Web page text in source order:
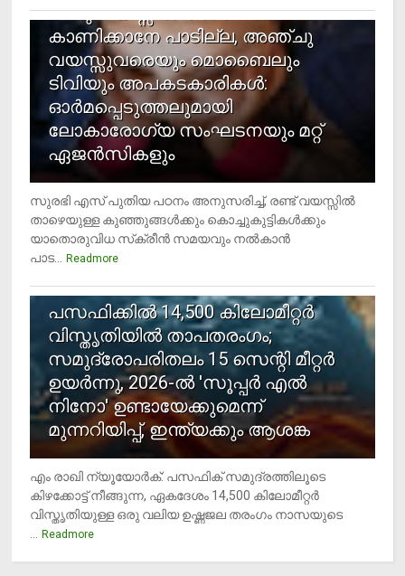
രണ്ടു വയസ്സില്‍ താഴെ സ്‌ക്രീന്‍
കാണിക്കാനേ പാടില്ല, അഞ്ചു
വയസ്സുവരെയും മൊബൈലും
ടിവിയും അപകടകാരികള്‍:
ഓര്‍മപ്പെടുത്തലുമായി
ലോകാരോഗ്യ സംഘടനയും മറ്റ്
ഏജന്‍സികളും
സുരഭി എസ് പുതിയ പഠനം അനുസരിച്ച്, രണ്ട് വയസ്സില്‍
താഴെയുള്ള കുഞ്ഞുങ്ങള്‍ക്കും കൊച്ചുകുട്ടികള്‍ക്കും
യാതൊരുവിധ സ്‌ക്രീന്‍ സമയവും നല്‍കാന്‍
പാട...
Readmore
പസഫിക്കില്‍ 14,500 കിലോമീറ്റര്‍
വിസ്തൃതിയില്‍ താപതരംഗം;
സമുദ്രോപരിതലം 15 സെന്റി മീറ്റര്‍
ഉയര്‍ന്നു, 2026-ല്‍ 'സൂപ്പര്‍ എല്‍
നിനോ' ഉണ്ടായേക്കുമെന്ന്
മുന്നറിയിപ്പ്, ഇന്ത്യക്കും ആശങ്ക
എം രാഖി ന്യൂയോര്‍ക്: പസഫിക് സമുദ്രത്തിലൂടെ
കിഴക്കോട്ട് നീങ്ങുന്ന, ഏകദേശം 14,500 കിലോമീറ്റര്‍
വിസ്തൃതിയുള്ള ഒരു വലിയ ഉഷ്ണജല തരംഗം നാസയുടെ
Readmore